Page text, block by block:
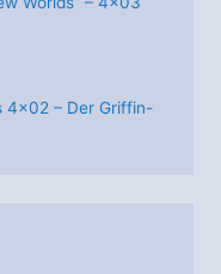
4×02 – Der Griffin-